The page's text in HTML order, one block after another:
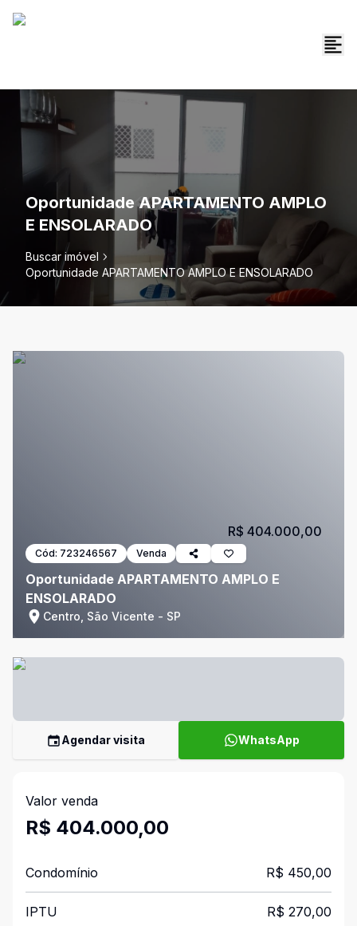
Oportunidade APARTAMENTO AMPLO
E ENSOLARADO
Buscar imóvel
Oportunidade APARTAMENTO AMPLO E ENSOLARADO
Cód: 723246567 Venda
Oportunidade APARTAMENTO AMPLO E
ENSOLARADO
Centro, São Vicente - SP
R$ 404.000,00
Agendar visita WhatsApp
Valor venda
R$ 404.000,00
Condomínio R$ 450,00
IPTU R$ 270,00